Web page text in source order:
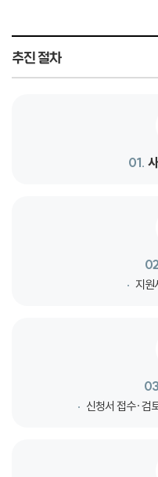
추진 절차
01.
지원
신청서 접수·검